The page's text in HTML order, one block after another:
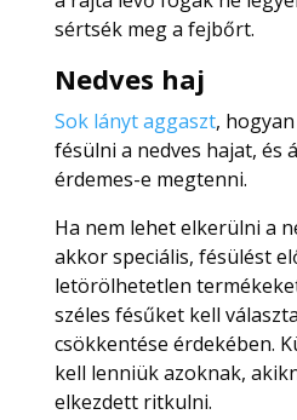
sértsék meg a fejbőrt.
Nedves haj
Sok lányt aggaszt,
fésülni a nedves hajat, és
érdemes-e megtenni.
Ha nem lehet elkerülni a
akkor speciális, fésülést
letörölhetetlen
széles fésűket kell
csökkentése érdekében.
kell lenniük azoknak,
elkezdett ritkulni.